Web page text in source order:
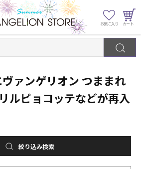
ァンゲリオン つままれ
ルピョコッテなどが再入
絞り込み検索